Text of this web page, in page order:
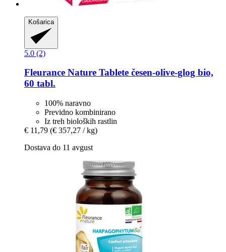
Košarica
5.0 (2)
Fleurance Nature Tablete česen-​olive-​glog bio,
60 tabl.
100% naravno
Previdno kombinirano
Iz treh bioloških rastlin
€ 11,79 (€ 357,27 / kg)
Dostava do 11 avgust